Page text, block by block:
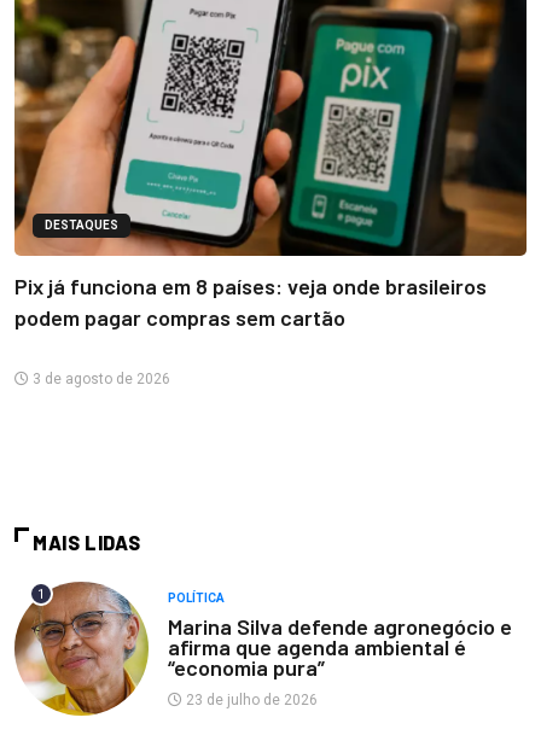
DESTAQUES
Pix já funciona em 8 países: veja onde brasileiros
podem pagar compras sem cartão
3 de agosto de 2026
MAIS LIDAS
1 POLÍTICA
Marina Silva defende agronegócio e
afirma que agenda ambiental é
“economia pura”
23 de julho de 2026